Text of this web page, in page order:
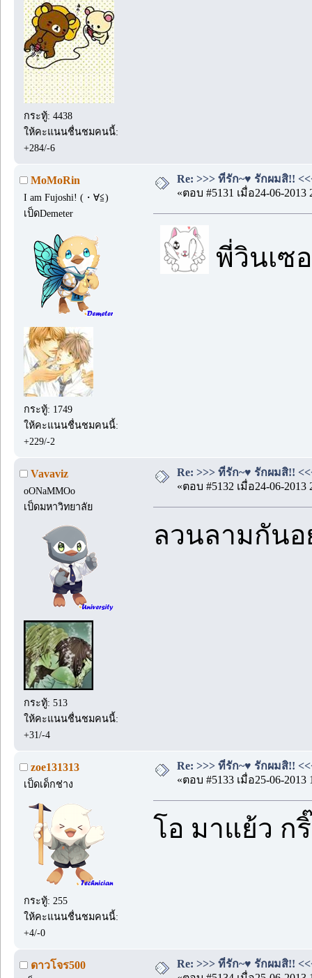
กระทู้: 4438
ให้คะแนนชื่นชมคนนี้:
+284/-6
MoMoRin
I am Fujoshi! (・∀≦)ゞ
เป็ดDemeter
กระทู้: 1749
ให้คะแนนชื่นชมคนนี้:
+229/-2
Re: >>> ที่รัก~♥ รักผมสิ!!
«ตอบ #5131 เมื่อ24-06-2013
พี่วินเซ
Vavaviz
oONaMMOo
เป็ดมหาวิทยาลัย
กระทู้: 513
ให้คะแนนชื่นชมคนนี้:
+31/-4
Re: >>> ที่รัก~♥ รักผมสิ!!
«ตอบ #5132 เมื่อ24-06-2013
ลวนลามกันอ
zoe131313
เป็ดเด็กช่าง
กระทู้: 255
ให้คะแนนชื่นชมคนนี้:
+4/-0
Re: >>> ที่รัก~♥ รักผมสิ!!
«ตอบ #5133 เมื่อ25-06-2013
โอ มาแย้ว ก
ดาวโจร500
Re: >>> ที่รัก~♥ รักผมสิ!!